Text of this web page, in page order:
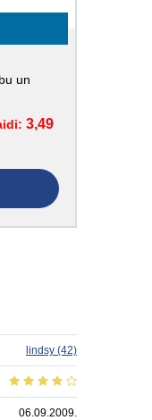
un
3,49
lindsy (42)
06.09.2009.